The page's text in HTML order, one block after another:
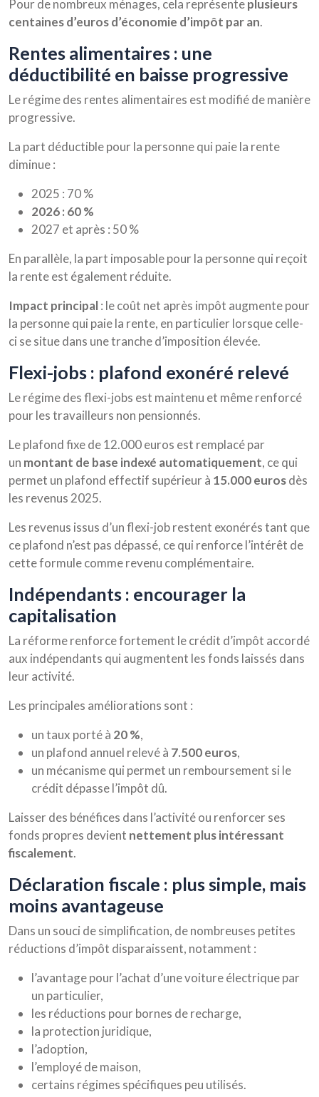
Pour de nombreux ménages, cela représenteplusieurs
centaines d’euros d’économie d’impôt par an.
rentes alimentaires : une
déductibilité en baisse progressive
Le régime des rentes alimentaires est modifié de manière
progressive.
La part déductible pour la personne qui paie la rente
diminue :
2025 : 70 %
2026 : 60 %
2027 et après : 50 %
En parallèle, la part imposable pour la personne qui reçoit
la rente est également réduite.
Impact principal: le coût net après impôt augmente pour
la personne qui paie la rente, en particulier lorsque celle-
ci se situe dans une tranche d’imposition élevée.
flexi-jobs : plafond exonéré relevé
Le régime des flexi-jobs est maintenu et même renforcé
pour les travailleurs non pensionnés.
Le plafond fixe de 12.000 euros est remplacé par
un montant de base indexé automatiquement, ce qui
permet un plafond effectif supérieur à 15.000 eurosdès
les revenus 2025.
Les revenus issus d’un flexi-job restent exonérés tant que
ce plafond n’est pas dépassé, ce qui renforce l’intérêt de
cette formule comme revenu complémentaire.
indépendants : encourager la
capitalisation
La réforme renforce fortement le crédit d’impôt accordé
aux indépendants qui augmentent les fonds laissés dans
leur activité.
Les principales améliorations sont :
un taux porté à 20 %,
un plafond annuel relevé à 7.500 euros,
un mécanisme qui permet un remboursement si le
crédit dépasse l’impôt dû.
Laisser des bénéfices dans l’activité ou renforcer ses
fonds propres devient nettement plus intéressant
fiscalement.
déclaration fiscale : plus simple, mais
moins avantageuse
Dans un souci de simplification, de nombreuses petites
réductions d’impôt disparaissent, notamment :
l’avantage pour l’achat d’une voiture électrique par
un particulier,
les réductions pour bornes de recharge,
la protection juridique,
l’adoption,
l’employé de maison,
certains régimes spécifiques peu utilisés.